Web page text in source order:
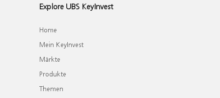
Explore UBS KeyInvest
Home
Mein KeyInvest
Märkte
Produkte
Themen